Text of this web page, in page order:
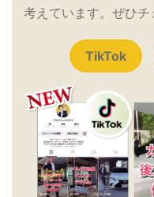
考えています。ぜひチ
TikTok